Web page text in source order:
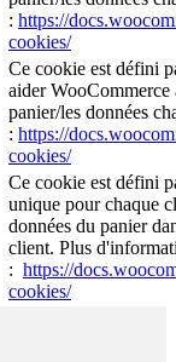
: https://
cookies/
Ce cookie est défini
aider WooCommerce
panier/les données
: https://
cookies/
Ce cookie est défini
unique pour chaque
données du panier
client. Plus
: https://
cookies/